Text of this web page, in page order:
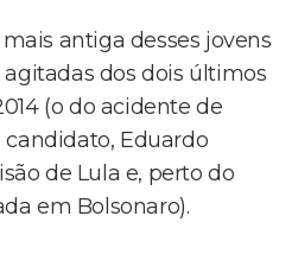
antiga desses jovens
dos dois últimos
(o do acidente de
Eduardo
de Lula e, perto do
em Bolsonaro).